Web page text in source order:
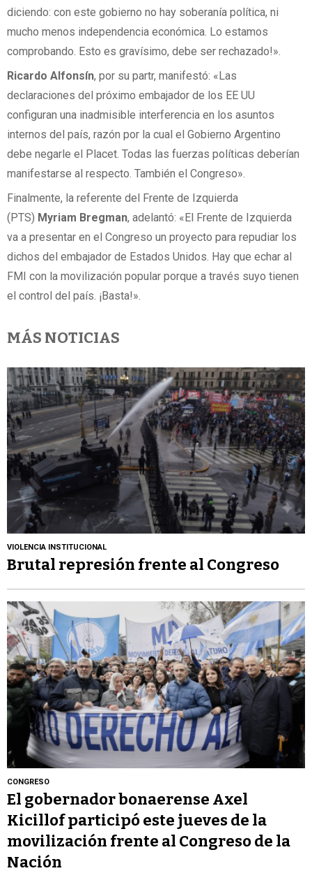
diciendo: con este gobierno no hay soberanía política, ni
mucho menos independencia económica. Lo estamos
comprobando. Esto es gravísimo, debe ser rechazado!».
Ricardo Alfonsín, por su partr, manifestó: «Las
declaraciones del próximo embajador de los EE UU
configuran una inadmisible interferencia en los asuntos
internos del país, razón por la cual el Gobierno Argentino
debe negarle el Placet. Todas las fuerzas políticas deberían
manifestarse al respecto. También el Congreso».
Finalmente, la referente del Frente de Izquierda
(PTS) Myriam Bregman, adelantó: «El Frente de Izquierda
va a presentar en el Congreso un proyecto para repudiar los
dichos del embajador de Estados Unidos. Hay que echar al
FMI con la movilización popular porque a través suyo tienen
el control del país. ¡Basta!».
MÁS NOTICIAS
VIOLENCIA INSTITUCIONAL
Brutal represión frente al Congreso
CONGRESO
El gobernador bonaerense Axel
Kicillof participó este jueves de la
movilización frente al Congreso de la
Nación